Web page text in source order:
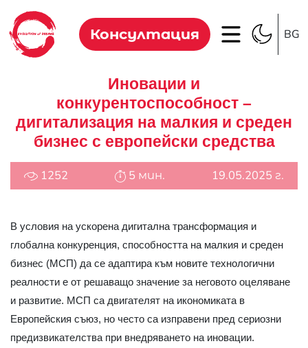
Консултация BG
Иновации и
конкурентоспособност –
дигитализация на малкия и среден
бизнес с европейски средства
1252 5 мин. 19.05.2025 г.
В условия на ускорена дигитална трансформация и
глобална конкуренция, способността на малкия и среден
бизнес (МСП) да се адаптира към новите технологични
реалности е от решаващо значение за неговото оцеляване
и развитие. МСП са двигателят на икономиката в
Европейския съюз, но често са изправени пред сериозни
предизвикателства при внедряването на иновации.